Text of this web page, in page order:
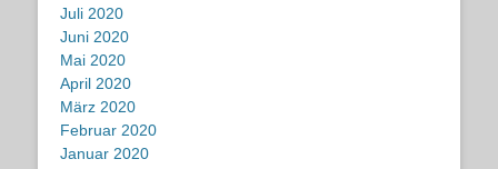
Juli 2020
Juni 2020
Mai 2020
April 2020
März 2020
Februar 2020
Januar 2020